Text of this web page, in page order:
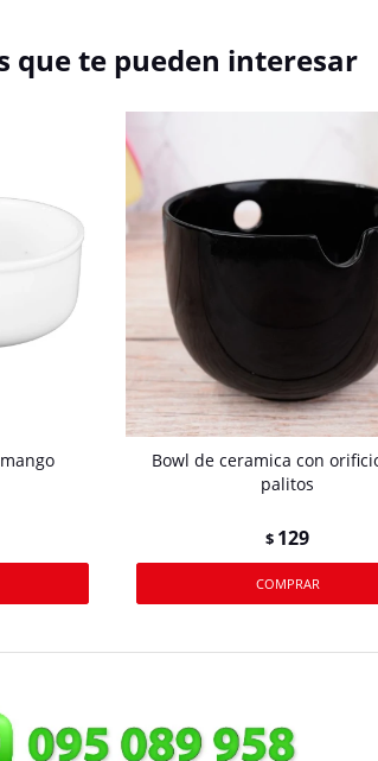
que te pueden interesar
Bowl de ceramica con
palitos
$ 129